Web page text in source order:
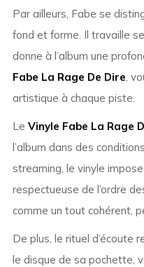
Par ailleurs, Fabe se
fond et forme. Il travaille
donne à l’album une
Fabe La Rage De Dire,
artistique à chaque piste.
Le Vinyle Fabe La Rage
l’album dans des
streaming, le vinyle
respectueuse de l’ordre
comme un tout cohérent,
De plus, le rituel d’écoute
le disque de sa pochette,